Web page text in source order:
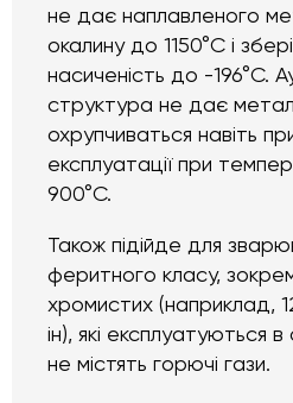
не дає наплавленого
окалину до 1150°C і
насиченість до -196°C.
структура не дає
охрупчиваться навіть
експлуатації при
900°C.
Також підійде для
феритного класу,
хромистих (наприклад,
ін), які
не містять горючі гази.